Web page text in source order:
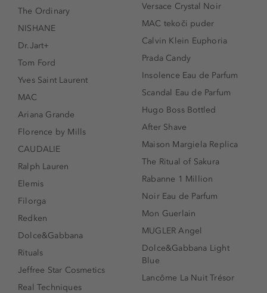
The Ordinary
NISHANE
Dr.Jart+
Tom Ford
Yves Saint Laurent
MAC
Ariana Grande
Florence by Mills
CAUDALIE
Ralph Lauren
Elemis
Filorga
Redken
Dolce&Gabbana
Rituals
Jeffree Star Cosmetics
Real Techniques
Versace Crystal Noir
MAC tekoči puder
Calvin Klein Euphoria
Prada Candy
Insolence Eau de Parfum
Scandal Eau de Parfum
Hugo Boss Bottled
After Shave
Maison Margiela Replica
The Ritual of Sakura
Rabanne 1 Million
Noir Eau de Parfum
Mon Guerlain
MUGLER Angel
Dolce&Gabbana Light
Blue
Lancôme La Nuit Trésor